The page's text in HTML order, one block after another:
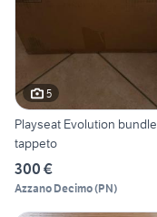
5
Playseat Evolution bundle
tappeto
300 €
Azzano Decimo(PN)